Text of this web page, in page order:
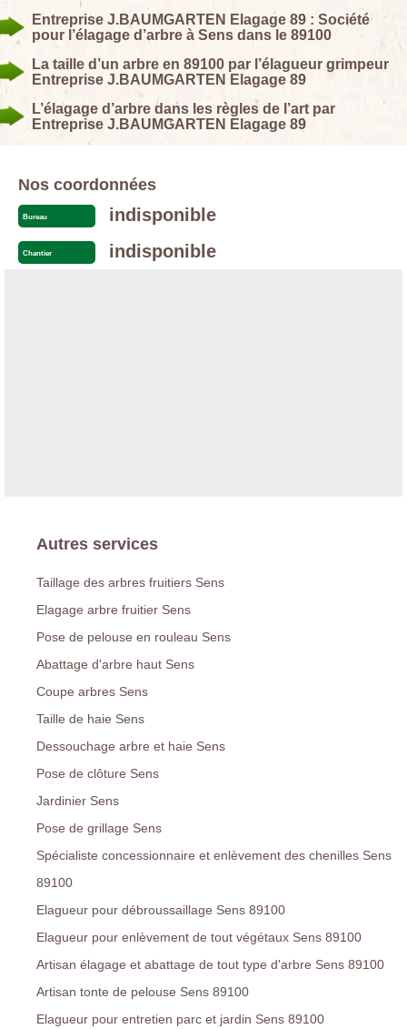
Entreprise J.BAUMGARTEN Elagage 89 : Société
pour l’élagage d’arbre à Sens dans le 89100
La taille d’un arbre en 89100 par l’élagueur grimpeur
Entreprise J.BAUMGARTEN Elagage 89
L’élagage d’arbre dans les règles de l’art par
Entreprise J.BAUMGARTEN Elagage 89
Nos coordonnées
Bureau indisponible
Chantier indisponible
Autres services
Taillage des arbres fruitiers Sens
Elagage arbre fruitier Sens
Pose de pelouse en rouleau Sens
Abattage d'arbre haut Sens
Coupe arbres Sens
Taille de haie Sens
Dessouchage arbre et haie Sens
Pose de clôture Sens
Jardinier Sens
Pose de grillage Sens
Spécialiste concessionnaire et enlèvement des chenilles Sens
89100
Elagueur pour débroussaillage Sens 89100
Elagueur pour enlèvement de tout végétaux Sens 89100
Artisan élagage et abattage de tout type d'arbre Sens 89100
Artisan tonte de pelouse Sens 89100
Elagueur pour entretien parc et jardin Sens 89100